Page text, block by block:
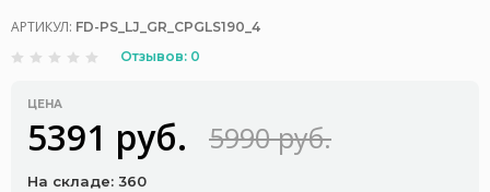
АРТИКУЛ: FD-PS_LJ_GR_CPGLS190_4
Отзывов: 0
ЦЕНА
5391 руб. 5990 руб.
На складе: 360